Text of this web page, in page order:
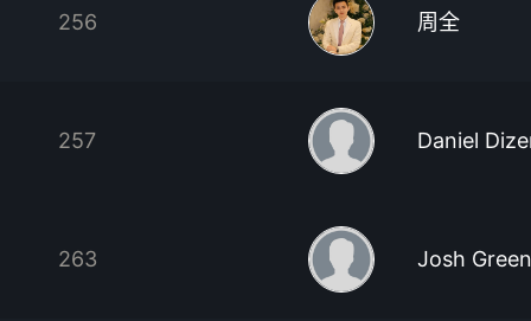
256 周全
257 Daniel
263 Josh